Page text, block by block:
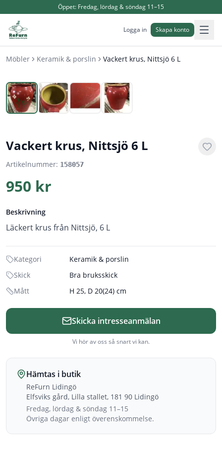
Öppet: Fredag, lördag & söndag 11–15
Logga in Skapa konto
Möbler Keramik & porslin Vackert krus, Nittsjö 6 L
Vackert krus, Nittsjö 6 L
Artikelnummer: 158057
950 kr
Beskrivning
Läckert krus från Nittsjö, 6 L
Kategori
Keramik & porslin
Skick
Bra bruksskick
Mått
H 25, D 20(24) cm
Skicka intresseanmälan
Vi hör av oss så snart vi kan.
Hämtas i butik
ReFurn Lidingö
Elfsviks gård, Lilla stallet, 181 90 Lidingö
Fredag, lördag & söndag 11–15
Övriga dagar enligt överenskommelse.